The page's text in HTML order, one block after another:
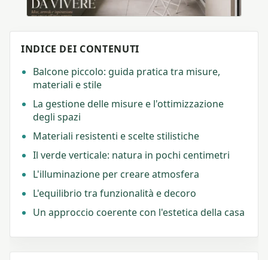
INDICE DEI CONTENUTI
Balcone piccolo: guida pratica tra misure,
materiali e stile
La gestione delle misure e l'ottimizzazione
degli spazi
Materiali resistenti e scelte stilistiche
Il verde verticale: natura in pochi centimetri
L'illuminazione per creare atmosfera
L'equilibrio tra funzionalità e decoro
Un approccio coerente con l'estetica della casa